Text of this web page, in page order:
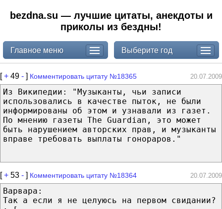
bezdna.su — лучшие цитаты, анекдоты и
приколы из бездны!
Главное меню Выберите год
[+ 49 - ] Комментировать цитату №18365 20.07.2009
Из Википедии: "Музыканты, чьи записи
использовались в качестве пыток, не были
информированы об этом и узнавали из газет.
По мнению газеты The Guardian, это может
быть нарушением авторских прав, и музыканты
вправе требовать выплаты гонораров."
[+ 53 - ] Комментировать цитату №18364 20.07.2009
Варвара:
Так а если я не целуюсь на первом свидании?